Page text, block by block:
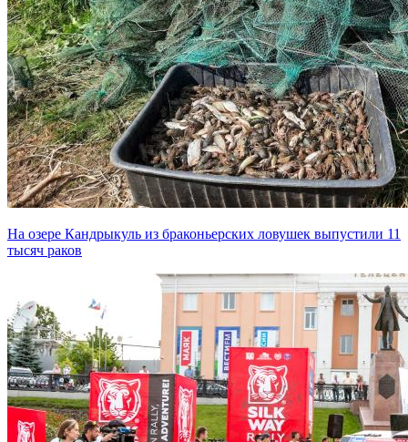
На озере Кандрыкуль из браконьерских ловушек выпустили 11
тысяч раков